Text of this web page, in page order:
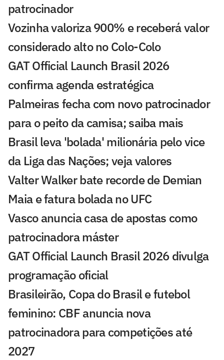
patrocinador
Vozinha valoriza 900% e receberá valor
considerado alto no Colo-Colo
GAT Official Launch Brasil 2026
confirma agenda estratégica
Palmeiras fecha com novo patrocinador
para o peito da camisa; saiba mais
Brasil leva 'bolada' milionária pelo vice
da Liga das Nações; veja valores
Valter Walker bate recorde de Demian
Maia e fatura bolada no UFC
Vasco anuncia casa de apostas como
patrocinadora máster
GAT Official Launch Brasil 2026 divulga
programação oficial
Brasileirão, Copa do Brasil e futebol
feminino: CBF anuncia nova
patrocinadora para competições até
2027